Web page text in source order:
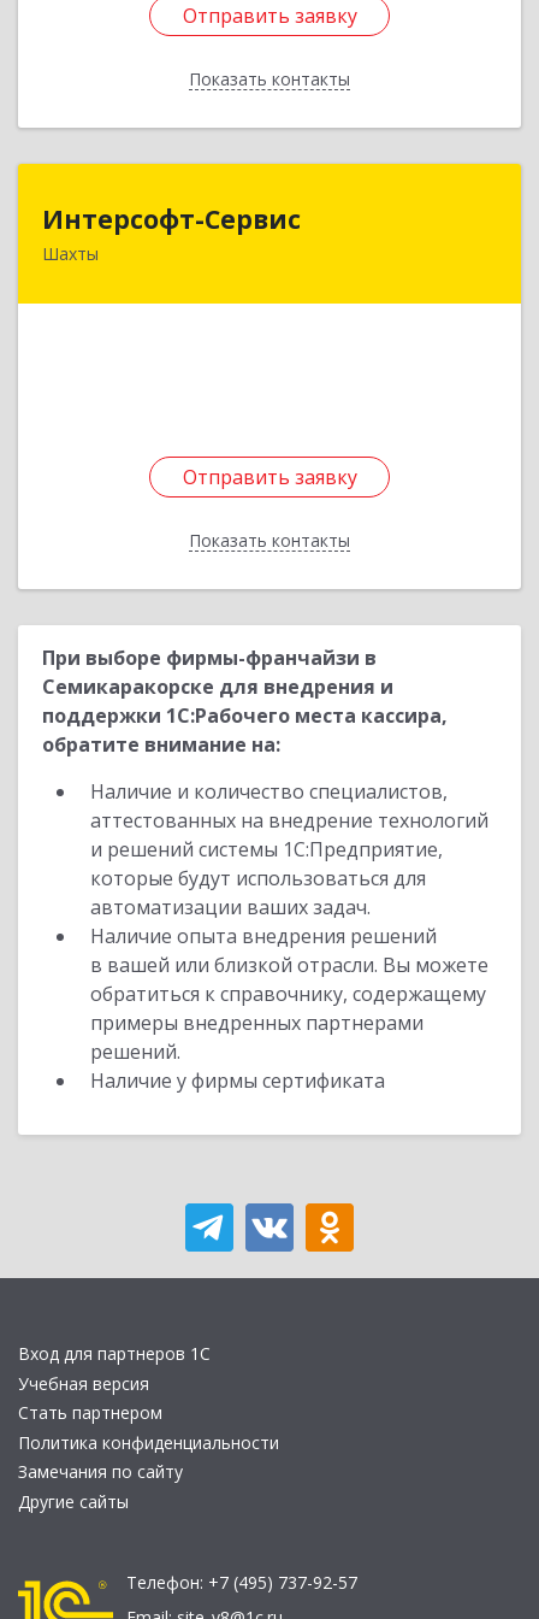
Отправить заявку
Показать контакты
Отправить заявку
Назад
Интерсофт-Сервис
Шахты
Отправить заявку
Показать контакты
346480, Ростовская обл, Шахты г, Советская ул,
Отправить заявку
Назад
При выборе фирмы-франчайзи в
Семикаракорске для внедрения и
поддержки 1С:Рабочего места кассира,
обратите внимание на:
Наличие и количество специалистов,
аттестованных на внедрение технологий
и решений системы 1С:Предприятие,
которые будут использоваться для
автоматизации ваших задач.
Наличие опыта внедрения решений
в вашей или близкой отрасли. Вы можете
обратиться к справочнику, содержащему
примеры внедренных партнерами
решений.
Наличие у фирмы сертификата
Вход для партнеров 1С
Учебная версия
Стать партнером
Политика конфиденциальности
Замечания по сайту
Другие сайты
Телефон: +7 (495) 737-92-57